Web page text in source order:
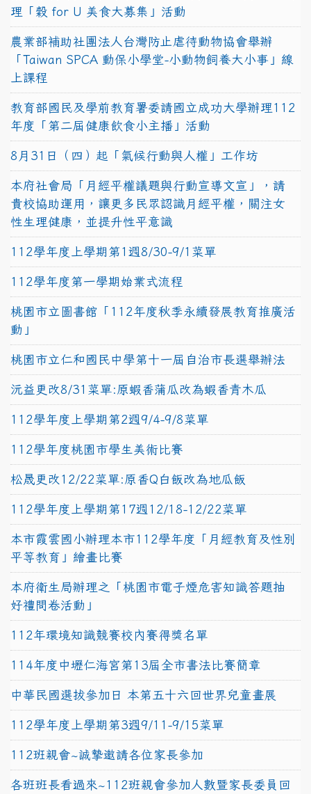
理「穀 for U 美食大募集」活動
農業部補助社團法人台灣防止虐待動物協會舉辦
「Taiwan SPCA 動保小學堂-小動物飼養大小事」線
上課程
教育部國民及學前教育署委請國立成功大學辦理112
年度「第二屆健康飲食小主播」活動
8月31日（四）起「氣候行動與人權」工作坊
本府社會局「月經平權議題與行動宣導文宣」，請
貴校協助運用，讓更多民眾認識月經平權，關注女
性生理健康，並提升性平意識
112學年度上學期第1週8/30-9/1菜單
112學年度第一學期始業式流程
桃園市立圖書館「112年度秋季永續發展教育推廣活
動」
桃園市立仁和國民中學第十一屆自治市長選舉辦法
沅益更改8/31菜單:原蝦香蒲瓜改為蝦香青木瓜
112學年度上學期第2週9/4-9/8菜單
112學年度桃園市學生美術比賽
松晟更改12/22菜單:原香Q白飯改為地瓜飯
112學年度上學期第17週12/18-12/22菜單
本市霞雲國小辦理本市112學年度「月經教育及性別
平等教育」繪畫比賽
本府衛生局辦理之「桃園市電子煙危害知識答題抽
好禮問卷活動」
112年環境知識競賽校內賽得獎名單
114年度中壢仁海宮第13屆全市書法比賽簡章
中華民國選拔參加日 本第五十六回世界兒童畫展
112學年度上學期第3週9/11-9/15菜單
112班親會~誠摯邀請各位家長參加
各班班長看過來~112班親會參加人數暨家長委員回